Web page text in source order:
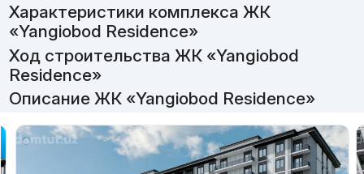
Характеристики комплекса ЖК
«Yangiobod Residence»
Ход строительства ЖК «Yangiobod
Residence»
Описание ЖК «Yangiobod Residence»